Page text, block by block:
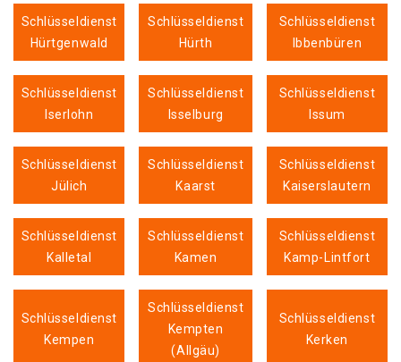
Schlüsseldienst
Hürtgenwald
Schlüsseldienst
Hürth
Schlüsseldienst
Ibbenbüren
Schlüsseldienst
Iserlohn
Schlüsseldienst
Isselburg
Schlüsseldienst
Issum
Schlüsseldienst
Jülich
Schlüsseldienst
Kaarst
Schlüsseldienst
Kaiserslautern
Schlüsseldienst
Kalletal
Schlüsseldienst
Kamen
Schlüsseldienst
Kamp-Lintfort
Schlüsseldienst
Kempen
Schlüsseldienst
Kempten
(Allgäu)
Schlüsseldienst
Kerken